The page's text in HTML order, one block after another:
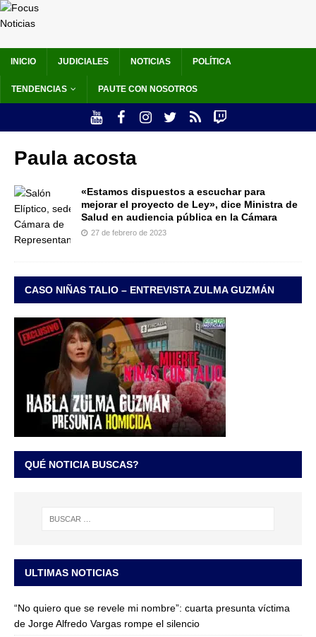
INICIO JUDICIALES NOTICIAS POLÍTICA
TENDENCIAS PAUTE CON NOSOTROS
Paula acosta
«Estamos dispuestos a escuchar para
mejorar el proyecto de Ley», dice Ministra de
Salud en audiencia pública en la Cámara
27 de febrero de 2023
CASO NIÑAS TALIO – ENTREVISTA ZULMA GUZMÁN
QUÉ NOTICIA BUSCAS?
ULTIMAS NOTICIAS
“No quiero que se revele mi nombre”: cuarta presunta víctima
de Jorge Alfredo Vargas rompe el silencio